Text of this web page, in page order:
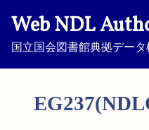
Web NDL
国立国会図書館典拠デー